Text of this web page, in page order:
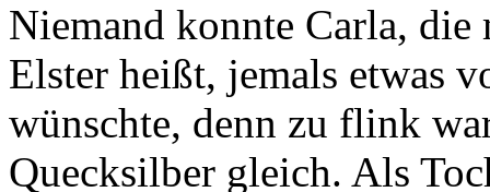
Niemand konnte Carla, die
Elster heißt, jemals etwas
wünschte, denn zu flink
Quecksilber gleich. Als